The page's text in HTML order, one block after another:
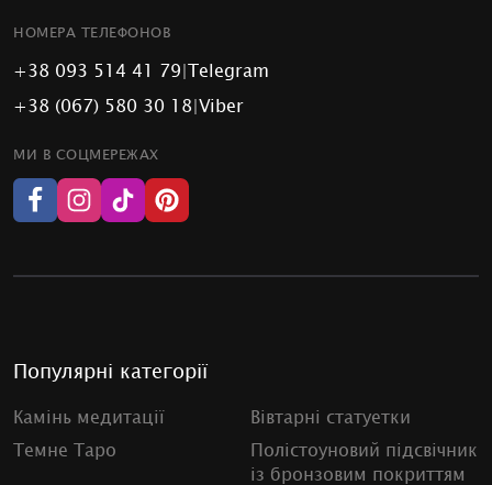
НОМЕРА ТЕЛЕФОНОВ
+38 093 514 41 79|Telegram
+38 (067) 580 30 18|Viber
МИ В СОЦМЕРЕЖАХ
Популярні категорії
Камінь медитації
Вівтарні статуетки
Темне Таро
Полістоуновий підсвічник
із бронзовим покриттям